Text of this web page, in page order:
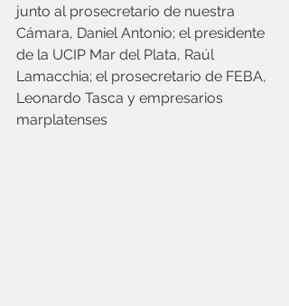
junto al prosecretario de nuestra
Cámara, Daniel Antonio; el presidente
de la UCIP Mar del Plata, Raúl
Lamacchia; el prosecretario de FEBA,
Leonardo Tasca y empresarios
marplatenses